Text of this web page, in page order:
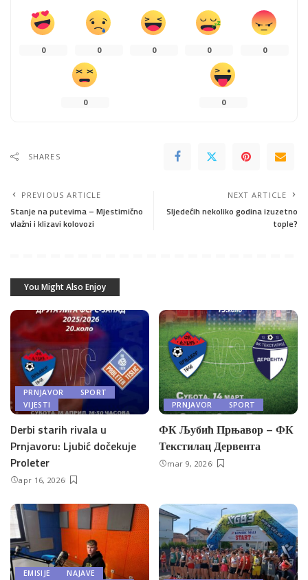
0 0 0 0 0
0 0
SHARES
PREVIOUS ARTICLE
Stanje na putevima – Mjestimično
vlažni i klizavi kolovozi
NEXT ARTICLE
Sljedećih nekoliko godina izuzetno
tople?
You Might Also Enjoy
PRNJAVOR
SPORT
VIJESTI
Derbi starih rivala u
Prnjavoru: Ljubić dočekuje
Proleter
apr 16, 2026
PRNJAVOR SPORT
ФК Љубић Прњавор – ФК
Текстилац Дервента
mar 9, 2026
EMISIJE
NAJAVE